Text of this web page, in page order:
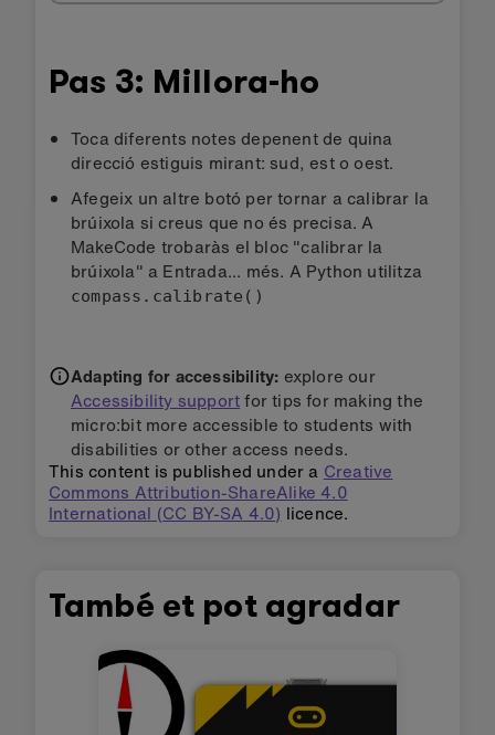
Pas 3: Millora-ho
Toca diferents notes depenent de quina
direcció estiguis mirant: sud, est o oest.
Afegeix un altre botó per tornar a calibrar la
brúixola si creus que no és precisa. A
MakeCode trobaràs el bloc "calibrar la
brúixola" a Entrada... més. A Python utilitza
compass.calibrate()
Adapting for accessibility: explore our
Accessibility supportfor tips for making the
micro:bit more accessible to students with
disabilities or other access needs.
This content is published under a Creative
Commons Attribution-ShareAlike 4.0
International (CC BY-SA 4.0) licence.
També et pot agradar